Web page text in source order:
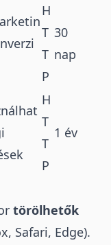
H
T
T
P
30
nap
H
T
T
P
1 év
törölhetők
Safari, Edge).